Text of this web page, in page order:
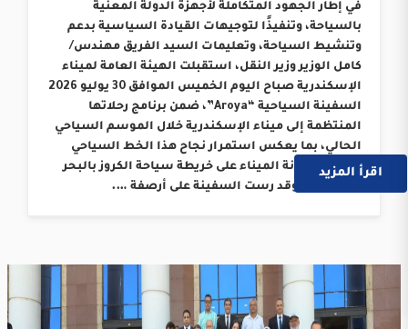
في إطار الجهود المتكاملة لأجهزة الدولة المعنية
بالسياحة، وتنفيذًا لتوجيهات القيادة السياسية بدعم
وتنشيط السياحة، وتعليمات السيد الفريق مهندس/
كامل الوزير وزير النقل، استقبلت الهيئة العامة لميناء
الإسكندرية صباح اليوم الخميس الموافق 30 يوليو 2026
السفينة السياحية “Aroya”، ضمن برنامج رحلاتها
المنتظمة إلى ميناء الإسكندرية خلال الموسم السياحي
الحالي، بما يعكس استمرار نجاح هذا الخط السياحي
وترسيخ مكانة الميناء على خريطة سياحة الكروز بالبحر
المتوسط. وقد رست السفينة على أرصفة ….
اقرأ المزيد